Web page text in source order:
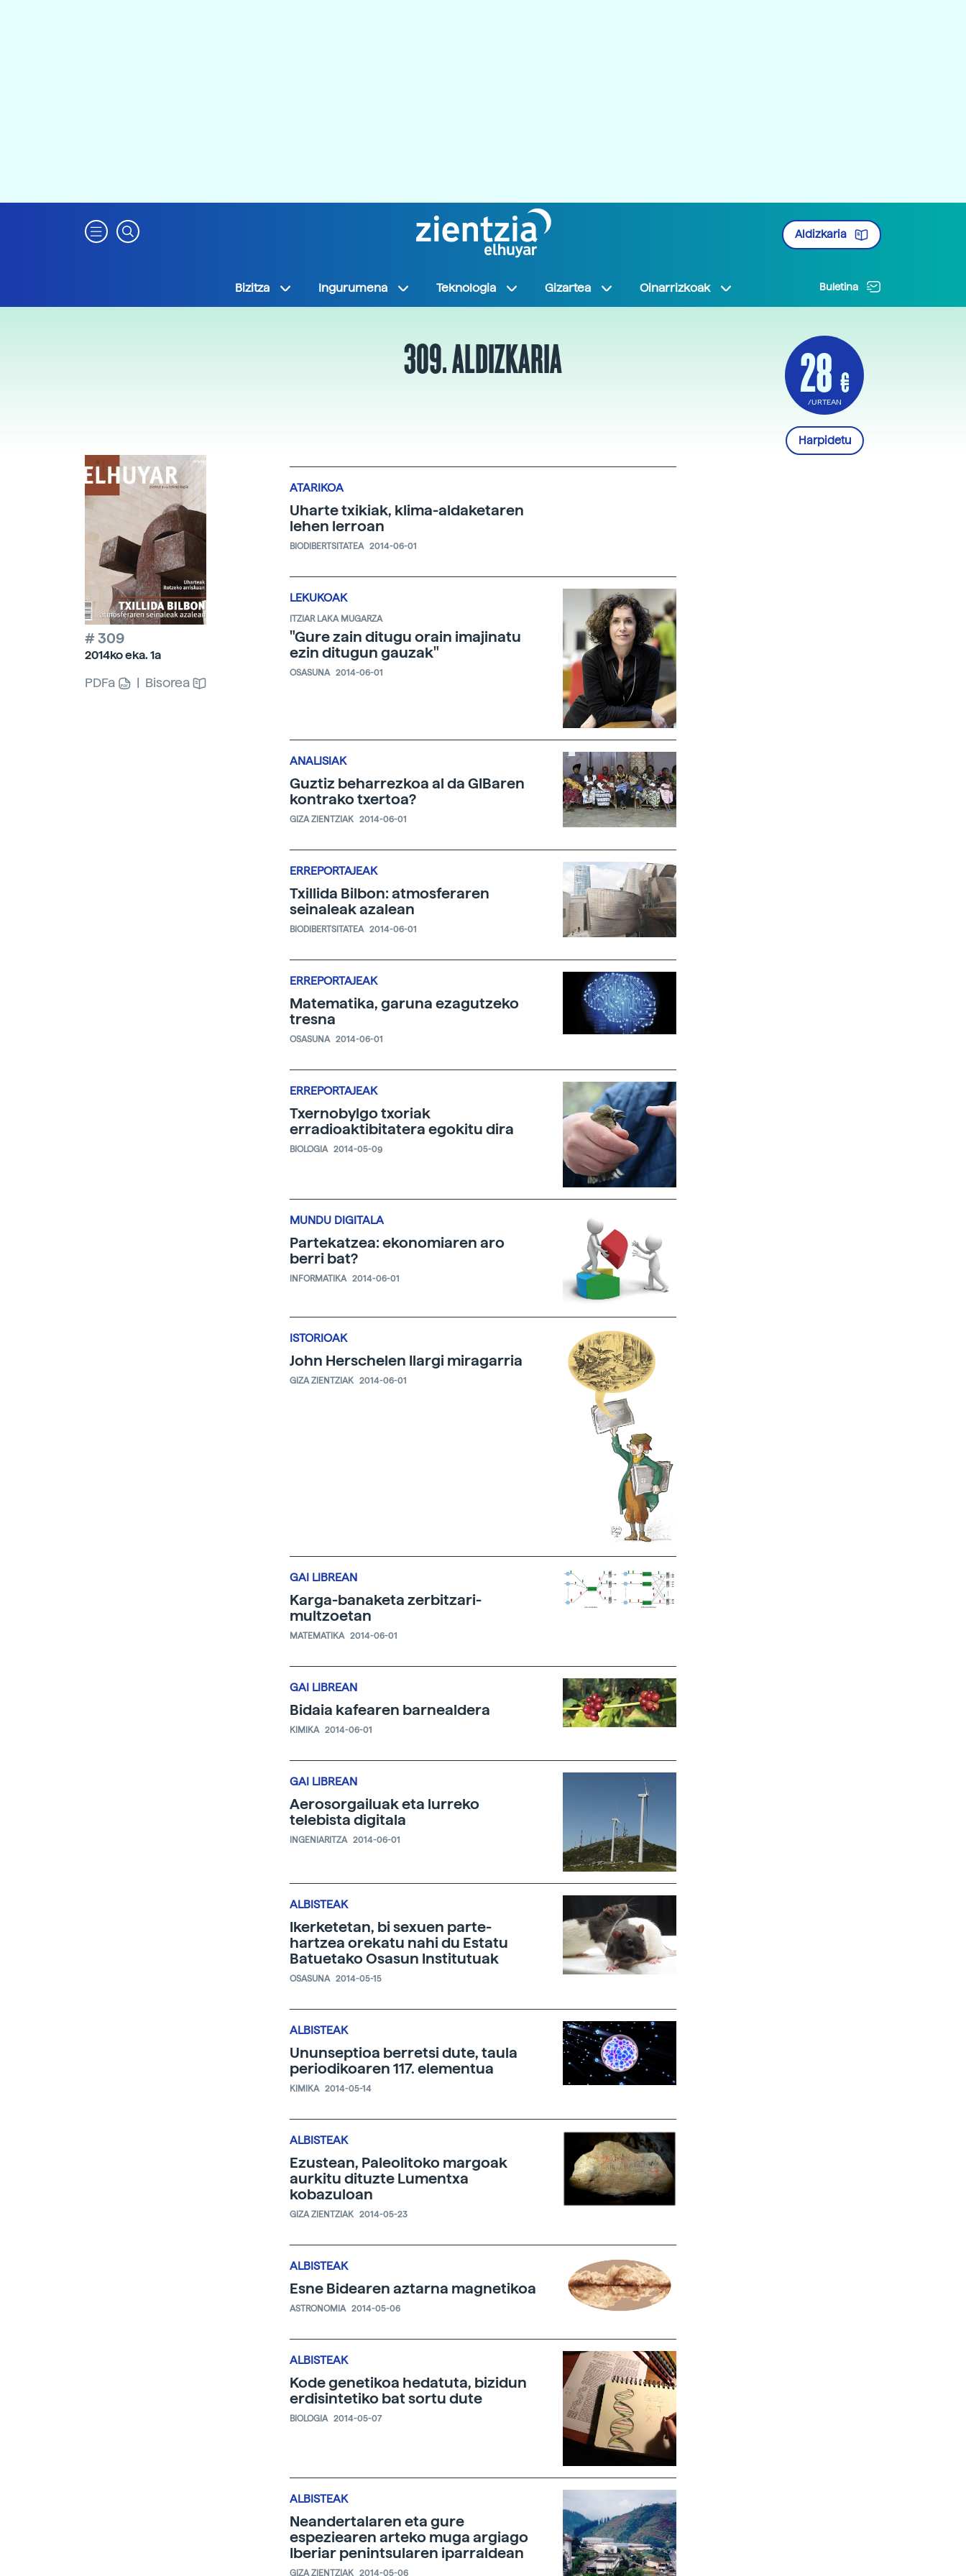
Aldizkaria
Bizitza Ingurumena Teknologia Gizartea Oinarrizkoak Buletina
309. ALDIZKARIA 28 €
/URTEAN
Harpidetu
# 309
2014ko eka. 1a
PDFa | Bisorea
ATARIKOA
Uharte txikiak, klima-aldaketaren
lehen lerroan
BIODIBERTSITATEA 2014-06-01
LEKUKOAK
ITZIAR LAKA MUGARZA
"Gure zain ditugu orain imajinatu
ezin ditugun gauzak"
OSASUNA 2014-06-01
ANALISIAK
Guztiz beharrezkoa al da GIBaren
kontrako txertoa?
GIZA ZIENTZIAK 2014-06-01
ERREPORTAJEAK
Txillida Bilbon: atmosferaren
seinaleak azalean
BIODIBERTSITATEA 2014-06-01
ERREPORTAJEAK
Matematika, garuna ezagutzeko
tresna
OSASUNA 2014-06-01
ERREPORTAJEAK
Txernobylgo txoriak
erradioaktibitatera egokitu dira
BIOLOGIA 2014-05-09
MUNDU DIGITALA
Partekatzea: ekonomiaren aro
berri bat?
INFORMATIKA 2014-06-01
ISTORIOAK
John Herschelen Ilargi miragarria
GIZA ZIENTZIAK 2014-06-01
GAI LIBREAN
Karga-banaketa zerbitzari-
multzoetan
MATEMATIKA 2014-06-01
GAI LIBREAN
Bidaia kafearen barnealdera
KIMIKA 2014-06-01
GAI LIBREAN
Aerosorgailuak eta lurreko
telebista digitala
INGENIARITZA 2014-06-01
ALBISTEAK
Ikerketetan, bi sexuen parte-
hartzea orekatu nahi du Estatu
Batuetako Osasun Institutuak
OSASUNA 2014-05-15
ALBISTEAK
Ununseptioa berretsi dute, taula
periodikoaren 117. elementua
KIMIKA 2014-05-14
ALBISTEAK
Ezustean, Paleolitoko margoak
aurkitu dituzte Lumentxa
kobazuloan
GIZA ZIENTZIAK 2014-05-23
ALBISTEAK
Esne Bidearen aztarna magnetikoa
ASTRONOMIA 2014-05-06
ALBISTEAK
Kode genetikoa hedatuta, bizidun
erdisintetiko bat sortu dute
BIOLOGIA 2014-05-07
ALBISTEAK
Neandertalaren eta gure
espeziearen arteko muga argiago
Iberiar penintsularen iparraldean
GIZA ZIENTZIAK 2014-05-06